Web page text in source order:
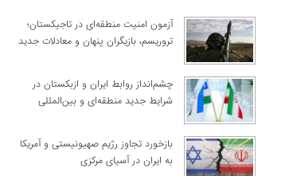
آزمون امنیت منطقه‌ای در تاجیکستان؛
تروریسم، بازیگران پنهان و معادلات جدید
چشم‌انداز روابط ایران و ازبکستان در
شرایط جدید منطقه‌ای و بین‌المللی
​بازخورد تجاوز رژیم صهیونیستی و آمریکا
به ایران در آسیای مرکزی